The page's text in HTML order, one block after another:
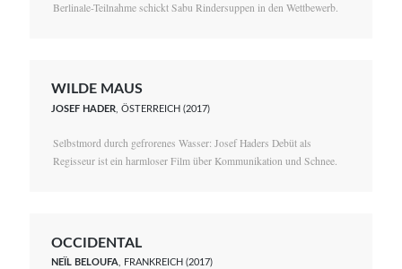
Berlinale-Teilnahme schickt Sabu Rindersuppen in den Wettbewerb.
WILDE MAUS
JOSEF HADER , ÖSTERREICH (2017)
Selbstmord durch gefrorenes Wasser: Josef Haders Debüt als
Regisseur ist ein harmloser Film über Kommunikation und Schnee.
OCCIDENTAL
NEÏL BELOUFA , FRANKREICH (2017)